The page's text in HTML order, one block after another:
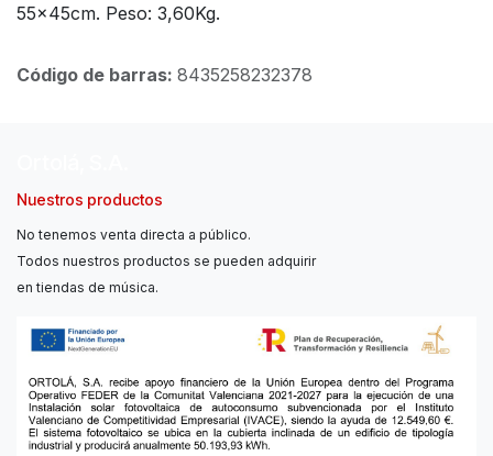
55x45cm. Peso: 3,60Kg.
Código de barras: 8435258232378
Nuestros productos
No tenemos venta directa a público.
Todos nuestros productos se pueden adquirir
en tiendas de música.